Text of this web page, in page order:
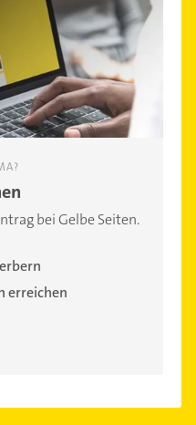
bei Gelbe Seiten.
erreichen